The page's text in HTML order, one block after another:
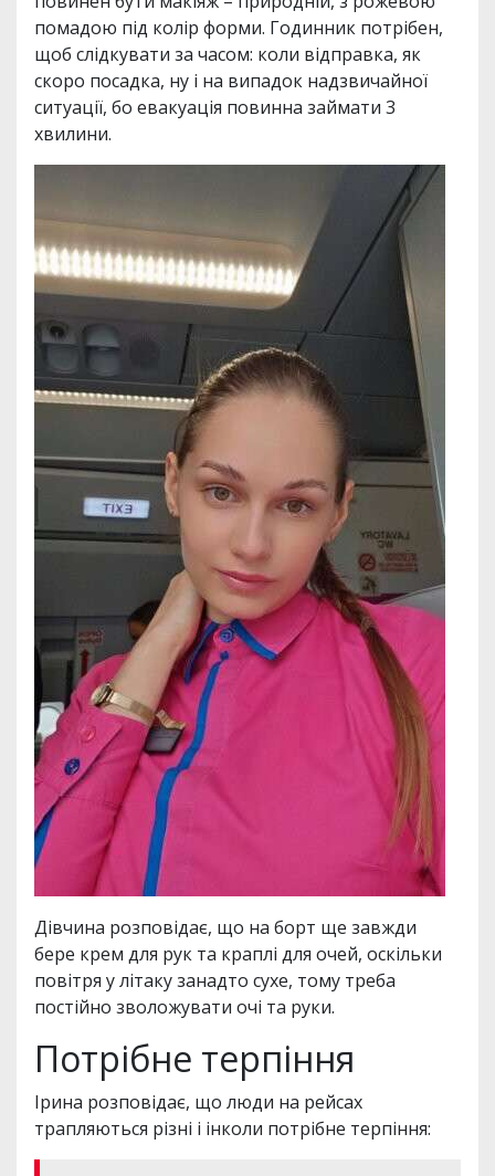
помадою під колір форми. Годинник потрібен,
щоб слідкувати за часом: коли відправка, як
скоро посадка, ну і на випадок надзвичайної
ситуації, бо евакуація повинна займати 3
хвилини.
Дівчина розповідає, що на борт ще завжди
бере крем для рук та краплі для очей, оскільки
повітря у літаку занадто сухе, тому треба
постійно зволожувати очі та руки.
Потрібне терпіння
Ірина розповідає, що люди на рейсах
трапляються різні і інколи потрібне терпіння: